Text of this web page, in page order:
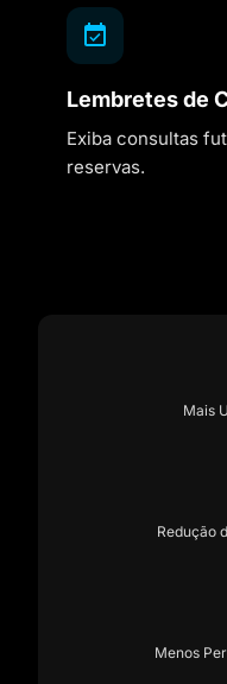
Lembretes de
Exiba consultas
reservas.
Mais
Redução
Menos